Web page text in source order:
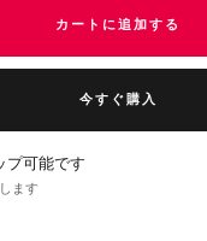
カートに追加する
今すぐ購入
プ可能です
ます